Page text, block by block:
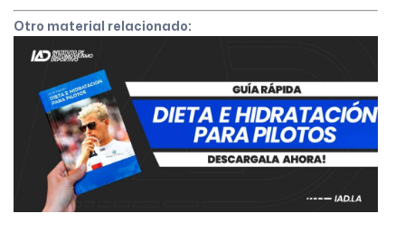
Otro material relacionado: